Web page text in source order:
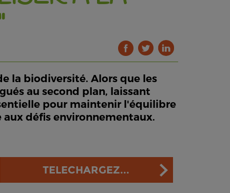
la biodiversité. Alors que les
au second plan, laissant
pour maintenir l'équilibre
aux défis environnementaux.
TELECHARGEZ...